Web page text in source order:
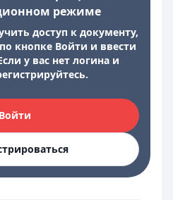
режиме
доступ к документу,
кнопке Войти и ввести
у вас нет логина и
Войти